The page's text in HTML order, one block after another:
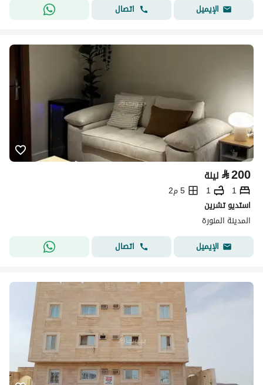
الإيميل
اتصال
⃁200 ليلة
1
1
5 م2
استديو تشرين
المدينة المنورة
الإيميل
اتصال